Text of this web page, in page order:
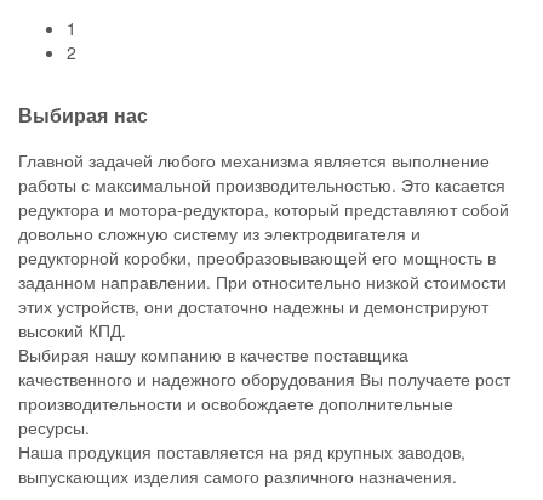
1
2
Выбирая нас
Главной задачей любого механизма является выполнение
работы с максимальной производительностью. Это касается
редуктора и мотора-редуктора, который представляют собой
довольно сложную систему из электродвигателя и
редукторной коробки, преобразовывающей его мощность в
заданном направлении. При относительно низкой стоимости
этих устройств, они достаточно надежны и демонстрируют
высокий КПД.
Выбирая нашу компанию в качестве поставщика
качественного и надежного оборудования Вы получаете рост
производительности и освобождаете дополнительные
ресурсы.
Наша продукция поставляется на ряд крупных заводов,
выпускающих изделия самого различного назначения.